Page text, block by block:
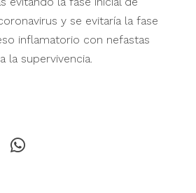
y se evitaría la fase
inflamatorio con nefastas
la supervivencia.